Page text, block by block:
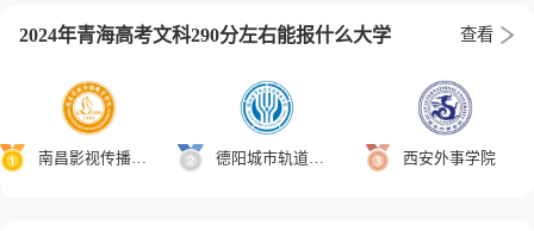
2024年青海高考文科290分左右能报什么大学 查看
南昌影视传播职业学院 德阳城市轨道交通职业学院 西安外事学院